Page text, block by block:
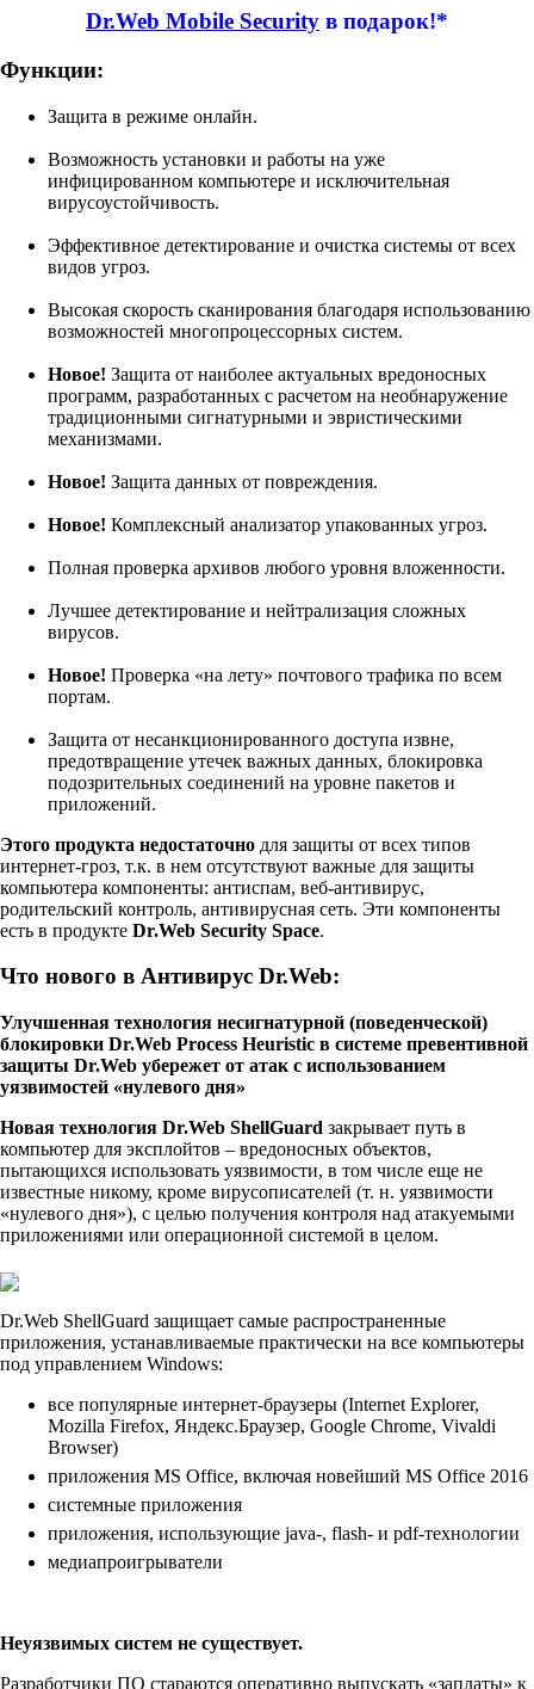
Dr.Web Mobile Security в подарок!*
Функции:
Защита в режиме онлайн.
Возможность установки и работы на уже
инфицированном компьютере и исключительная
вирусоустойчивость.
Эффективное детектирование и очистка системы от всех
видов угроз.
Высокая скорость сканирования благодаря использованию
возможностей многопроцессорных систем.
Новое! Защита от наиболее актуальных вредоносных
программ, разработанных с расчетом на необнаружение
традиционными сигнатурными и эвристическими
механизмами.
Новое! Защита данных от повреждения.
Новое! Комплексный анализатор упакованных угроз.
Полная проверка архивов любого уровня вложенности.
Лучшее детектирование и нейтрализация сложных
вирусов.
Новое! Проверка «на лету» почтового трафика по всем
портам.
Защита от несанкционированного доступа извне,
предотвращение утечек важных данных, блокировка
подозрительных соединений на уровне пакетов и
приложений.
Этого продукта недостаточно для защиты от всех типов
интернет-гроз, т.к. в нем отсутствуют важные для защиты
компьютера компоненты: антиспам, веб-антивирус,
родительский контроль, антивирусная сеть. Эти компоненты
есть в продукте Dr.Web Security Space.
Что нового в Антивирус Dr.Web:
Улучшенная технология несигнатурной (поведенческой)
блокировки Dr.Web Process Heuristic в системе превентивной
защиты Dr.Web убережет от атак с использованием
уязвимостей «нулевого дня»
Новая технология Dr.Web ShellGuard закрывает путь в
компьютер для эксплойтов – вредоносных объектов,
пытающихся использовать уязвимости, в том числе еще не
известные никому, кроме вирусописателей (т. н. уязвимости
«нулевого дня»), с целью получения контроля над атакуемыми
приложениями или операционной системой в целом.
Dr.Web ShellGuard защищает самые распространенные
приложения, устанавливаемые практически на все компьютеры
под управлением Windows:
все популярные интернет-браузеры (Internet Explorer,
Mozilla Firefox, Яндекс.Браузер, Google Chrome, Vivaldi
Browser)
приложения MS Office, включая новейший MS Office 2016
системные приложения
приложения, использующие java-, flash- и pdf-технологии
медиапроигрыватели
Неуязвимых систем не существует.
Разработчики ПО стараются оперативно выпускать «заплаты» к